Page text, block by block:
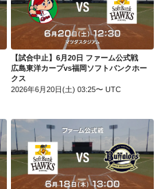
【試合中止】6月20日 ファーム公式戦 広島東洋カープvs福岡ソフトバンクホークス
【試合中止】6月20日 ファーム公式戦
広島東洋カープvs福岡ソフトバンクホー
クス
2026年6月20日(土) 03:25〜 UTC
6月18日 ファーム公式戦 福岡ソフトバンクホークスvsオリックス・バファローズ